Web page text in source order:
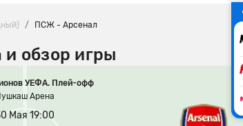
обзор игры
ПСЖ - Арсенал
УЕФА. Плей-офф
Арена
Мая 19:00